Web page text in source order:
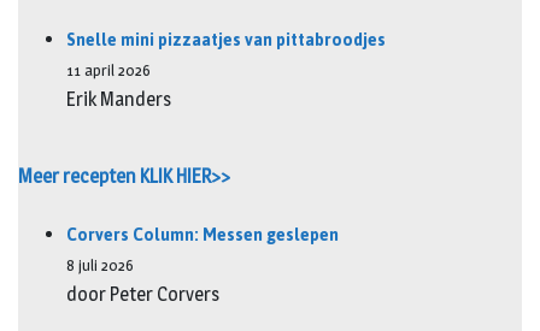
Snelle mini pizzaatjes van pittabroodjes
11 april 2026
Erik Manders
Meer recepten KLIK HIER>>
Corvers Column: Messen geslepen
8 juli 2026
door Peter Corvers